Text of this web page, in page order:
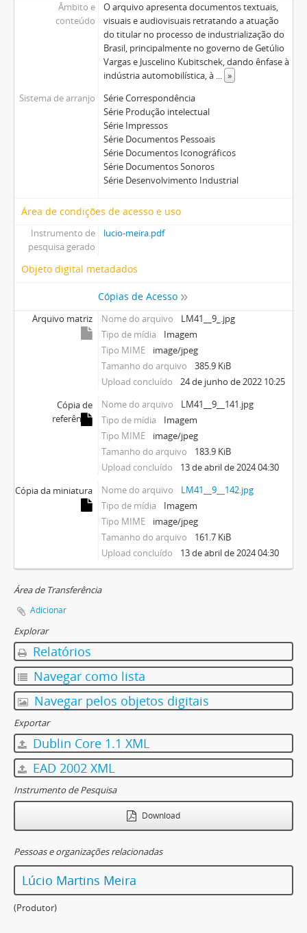
Âmbito e
conteúdo
O arquivo apresenta documentos textuais,
visuais e audiovisuais retratando a atuação
do titular no processo de industrialização do
Brasil, principalmente no governo de Getúlio
Vargas e Juscelino Kubitschek, dando ênfase à
indústria automobilística, à ... »
Sistema de arranjo
Série Correspondência
Série Produção intelectual
Série Impressos
Série Documentos Pessoais
Série Documentos Iconográficos
Série Documentos Sonoros
Série Desenvolvimento Industrial
Área de condições de acesso e uso
Instrumento de
pesquisa gerado
lucio-meira.pdf
Objeto digital metadados
Cópias de Acesso
Arquivo matriz Nome do arquivo
LM41__9_.jpg
Tipo de mídia
Imagem
Tipo MIME
image/jpeg
Tamanho do arquivo
385.9 KiB
Upload concluído
24 de junho de 2022 10:25
Cópia de
referência
Nome do arquivo
LM41__9__141.jpg
Tipo de mídia
Imagem
Tipo MIME
image/jpeg
Tamanho do arquivo
183.9 KiB
Upload concluído
13 de abril de 2024 04:30
Cópia da miniatura
Nome do arquivo
LM41__9__142.jpg
Tipo de mídia
Imagem
Tipo MIME
image/jpeg
Tamanho do arquivo
161.7 KiB
Upload concluído
13 de abril de 2024 04:30
Área de Transferência
Adicionar
Explorar
Relatórios
Navegar como lista
Navegar pelos objetos digitais
Exportar
Dublin Core 1.1 XML
EAD 2002 XML
Instrumento de Pesquisa
Download
Pessoas e organizações relacionadas
Lúcio Martins Meira
(Produtor)